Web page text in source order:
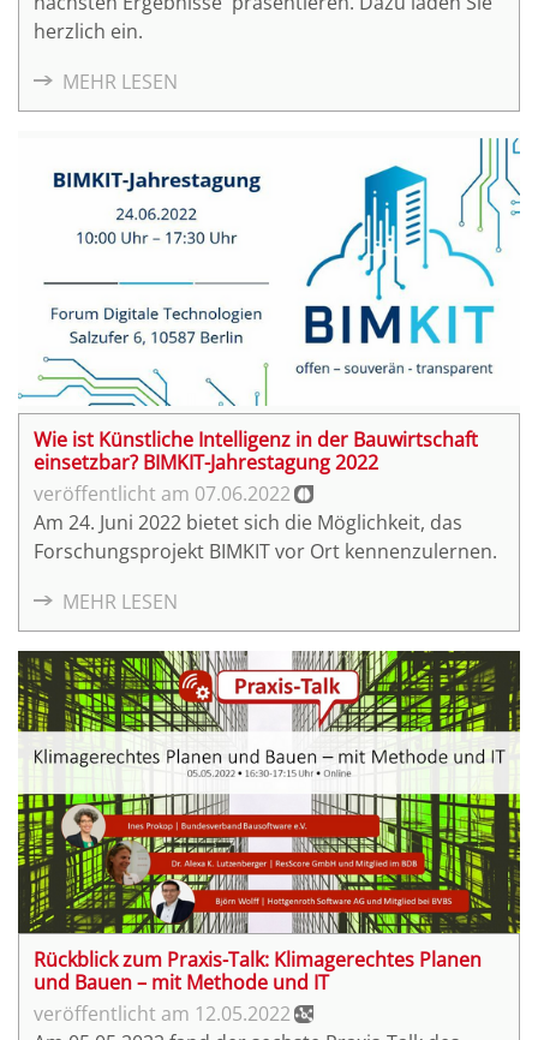
herzlich ein.
MEHR LESEN
Wie ist Künstliche Intelligenz in der Bauwirtschaft
einsetzbar? BIMKIT-Jahrestagung 2022
07.06.2022
Am 24. Juni 2022 bietet sich die Möglichkeit, das
Forschungsprojekt BIMKIT vor Ort kennenzulernen.
MEHR LESEN
Rückblick zum Praxis-Talk: Klimagerechtes Planen
und Bauen – mit Methode und IT
12.05.2022